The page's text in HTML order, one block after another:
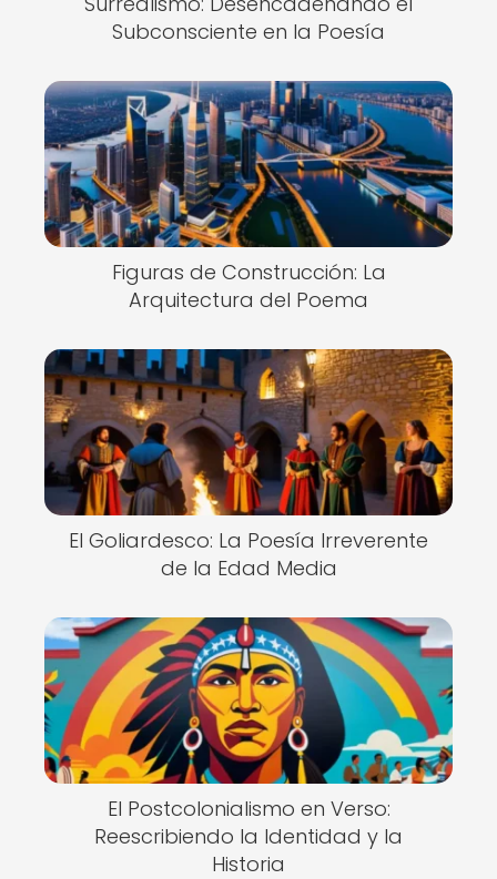
Subconsciente en la Poesía
Figuras de Construcción: La
Arquitectura del Poema
El Goliardesco: La Poesía Irreverente
de la Edad Media
El Postcolonialismo en Verso:
Reescribiendo la Identidad y la
Historia